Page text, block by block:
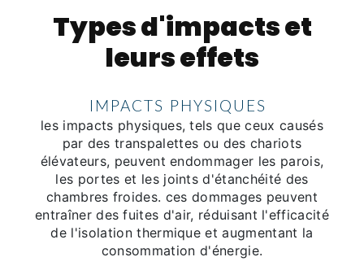
Types d'impacts et
leurs effets
IMPACTS PHYSIQUES
les impacts physiques, tels que ceux causés
par des transpalettes ou des chariots
élévateurs, peuvent endommager les parois,
les portes et les joints d'étanchéité des
chambres froides. ces dommages peuvent
entraîner des fuites d'air, réduisant l'efficacité
de l'isolation thermique et augmentant la
consommation d'énergie.